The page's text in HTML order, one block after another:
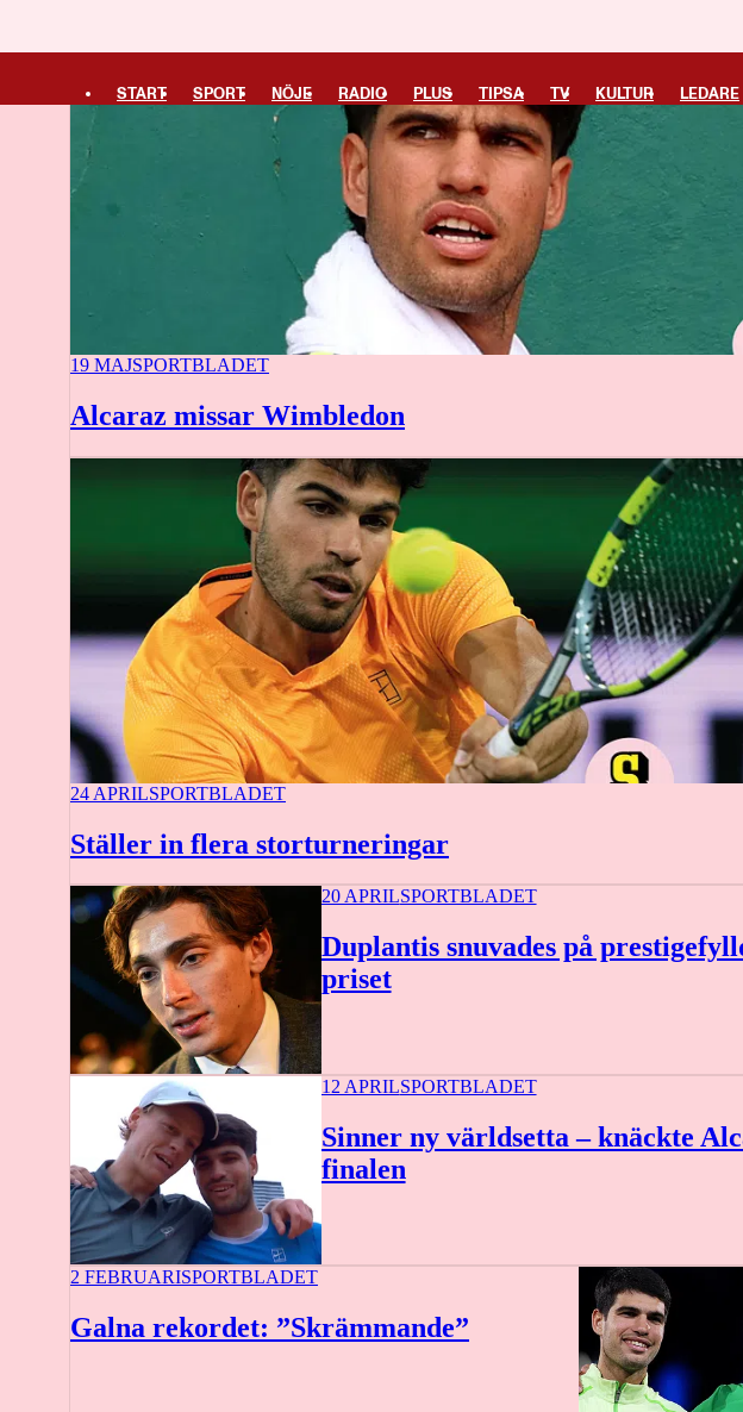
START SPORT NÖJE RADIO PLUS TIPSA TV KULTUR LEDARE
19 MAJSPORTBLADET
Alcaraz missar Wimbledon
24 APRILSPORTBLADET
Ställer in flera storturneringar
20 APRILSPORTBLADET
Duplantis snuvades på
priset
12 APRILSPORTBLADET
Sinner ny världsetta – knäckte
finalen
2 FEBRUARISPORTBLADET
Galna rekordet: ”Skrämmande”